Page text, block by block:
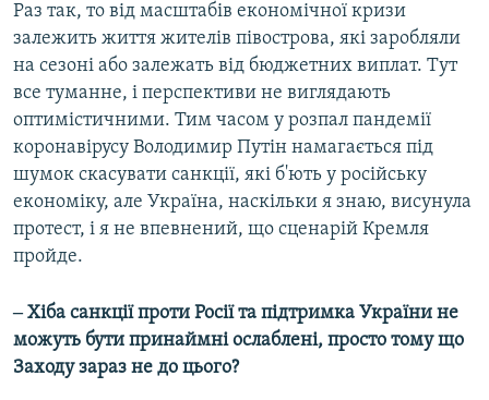
Раз так, то від масштабів економічної кризи
залежить життя жителів півострова, які заробляли
на сезоні або залежать від бюджетних виплат. Тут
все туманне, і перспективи не виглядають
оптимістичними. Тим часом у розпал пандемії
коронавірусу Володимир Путін намагається під
шумок скасувати санкції, які б'ють у російську
економіку, але Україна, наскільки я знаю, висунула
протест, і я не впевнений, що сценарій Кремля
пройде.
‒ Хіба санкції проти Росії та підтримка України не
можуть бути принаймні ослаблені, просто тому що
Заходу зараз не до цього?